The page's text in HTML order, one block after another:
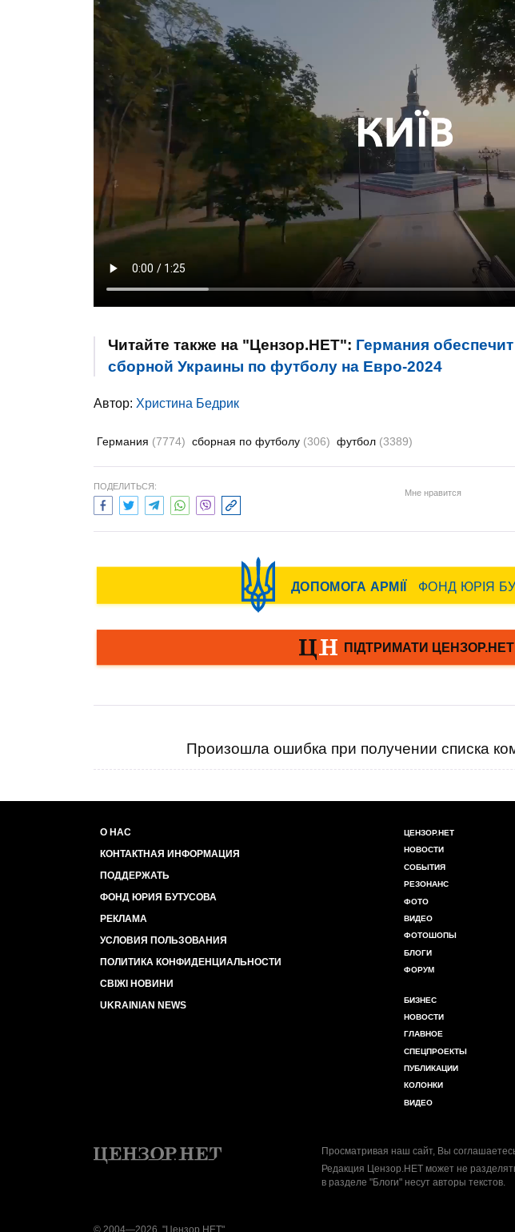
Читайте также на "Цензор.НЕТ": Германия
сборной Украины по футболу на Евро-2024
Автор: Христина Бедрик
Германия (7774) сборная по футболу (306) футбол (3389)
ПОДЕЛИТЬСЯ:
Мне нравится
Произошла ошибка при получении списка
О НАС
КОНТАКТНАЯ ИНФОРМАЦИЯ
ПОДДЕРЖАТЬ
ФОНД ЮРИЯ БУТУСОВА
РЕКЛАМА
УСЛОВИЯ ПОЛЬЗОВАНИЯ
ПОЛИТИКА КОНФИДЕНЦИАЛЬНОСТИ
СВІЖІ НОВИНИ
UKRAINIAN NEWS
ЦЕНЗОР.НЕТ
НОВОСТИ
СОБЫТИЯ
РЕЗОНАНС
ФОТО
ВИДЕО
ФОТОШОПЫ
БЛОГИ
ФОРУМ
БИЗНЕС
НОВОСТИ
ГЛАВНОЕ
СПЕЦПРОЕКТЫ
ПУБЛИКАЦИИ
КОЛОНКИ
ВИДЕО
Просматривая наш сайт, Вы
Редакция Цензор.НЕТ может не
в разделе "Блоги" несут авторы текстов.